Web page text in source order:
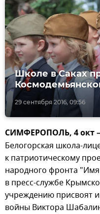
29 сентября 2016, 09:56
Школе в Саках
СИМФЕРОПОЛЬ, 4 окт
Белогорская школа-
к патриотическому
народного фронта
в пресс-службе
учреждению присвоят
войны Виктора